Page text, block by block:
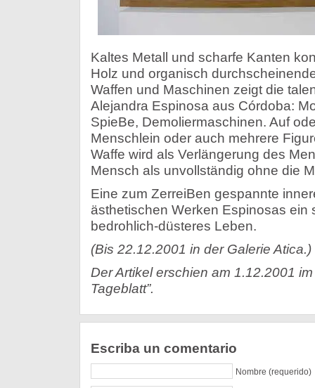
Kaltes Metall und scharfe Kanten
Holz und organisch
Waffen und Maschinen zeigt die
Alejandra Espinosa aus Córdoba:
SpieBe, Demoliermaschinen. Auf
Menschlein oder auch mehrere
Waffe wird als Verlängerung des
Mensch als unvollständig ohne die
Eine zum ZerreiBen gespannte
ästhetischen Werken Espinosas ein
bedrohlich-düsteres Leben.
(Bis 22.12.2001 in der Galerie Atica.)
Der Artikel erschien am 1.12.2001
Tageblatt”.
Escriba un comentario
Nombre (requerido)